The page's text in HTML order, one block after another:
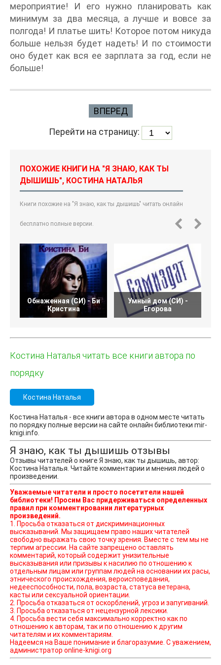
мероприятие! И его нужно планировать как
минимум за два месяца, а лучше и вовсе за
полгода! И платье шить! Которое потом никуда
больше нельзя будет надеть! И по стоимости
оно будет как вся ее зарплата за год, если не
больше!
ВПЕРЕД
Перейти на страницу:
ПОХОЖИЕ КНИГИ НА "Я ЗНАЮ, КАК ТЫ
ДЫШИШЬ", КОСТИНА НАТАЛЬЯ
Книги похожие на "Я знаю, как ты дышишь" читать онлайн
бесплатно полные версии.
Обнаженная (СИ) - Би
Кристина
Умный дом (СИ) -
Егорова
Костина Наталья читать все книги автора по
порядку
Костина Наталья
Костина Наталья - все книги автора в одном месте читать
по порядку полные версии на сайте онлайн библиотеки mir-
knigi.info.
Я знаю, как ты дышишь отзывы
Отзывы читателей о книге Я знаю, как ты дышишь, автор:
Костина Наталья. Читайте комментарии и мнения людей о
произведении.
Уважаемые читатели и просто посетители нашей
библиотеки! Просим Вас придерживаться определенных
правил при комментировании литературных
произведений.
1. Просьба отказаться от дискриминационных
высказываний. Мы защищаем право наших читателей
свободно выражать свою точку зрения. Вместе с тем мы не
терпим агрессии. На сайте запрещено оставлять
комментарий, который содержит унизительные
высказывания или призывы к насилию по отношению к
отдельным лицам или группам людей на основании их расы,
этнического происхождения, вероисповедания,
недееспособности, пола, возраста, статуса ветерана,
касты или сексуальной ориентации.
2. Просьба отказаться от оскорблений, угроз и запугиваний.
3. Просьба отказаться от нецензурной лексики.
4. Просьба вести себя максимально корректно как по
отношению к авторам, так и по отношению к другим
читателям и их комментариям.
Надеемся на Ваше понимание и благоразумие. С уважением,
администратор online-knigi.org